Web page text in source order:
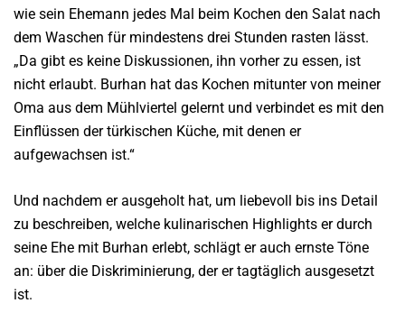
wie sein Ehemann jedes Mal beim Kochen den Salat nach
dem Waschen für mindestens drei Stunden rasten lässt.
„Da gibt es keine Diskussionen, ihn vorher zu essen, ist
nicht erlaubt. Burhan hat das Kochen mitunter von meiner
Oma aus dem Mühlviertel gelernt und verbindet es mit den
Einflüssen der türkischen Küche, mit denen er
aufgewachsen ist.“
Und nachdem er ausgeholt hat, um liebevoll bis ins Detail
zu beschreiben, welche kulinarischen Highlights er durch
seine Ehe mit Burhan erlebt, schlägt er auch ernste Töne
an: über die Diskriminierung, der er tagtäglich ausgesetzt
ist.